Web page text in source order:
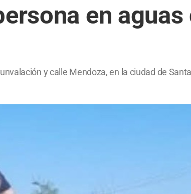
en
y calle Mendoza, en la ciudad de